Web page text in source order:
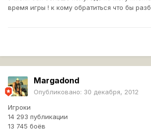
время игры ! к кому обратиться что бы
Margadond
Опубликовано: 30 декабря, 2012
Игроки
14 293 публикации
13 745 боёв